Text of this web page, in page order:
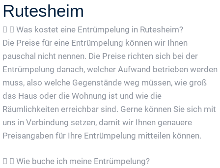
Rutesheim
Was kostet eine Entrümpelung in Rutesheim?
Die Preise für eine Entrümpelung können wir Ihnen
pauschal nicht nennen. Die Preise richten sich bei der
Entrümpelung danach, welcher Aufwand betrieben werden
muss, also welche Gegenstände weg müssen, wie groß
das Haus oder die Wohnung ist und wie die
Räumlichkeiten erreichbar sind. Gerne können Sie sich mit
uns in Verbindung setzen, damit wir Ihnen genauere
Preisangaben für Ihre Entrümpelung mitteilen können.
Wie buche ich meine Entrümpelung?